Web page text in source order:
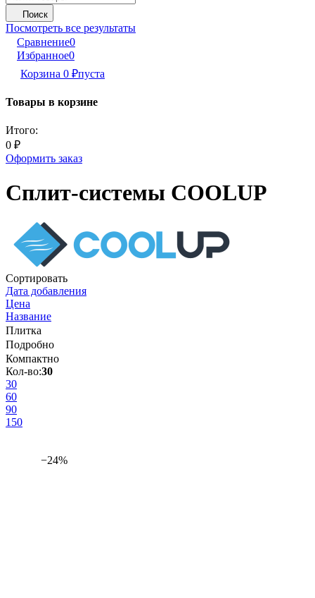
Поиск
Посмотреть все результаты
Сравнение0
Избранное0
Корзина 0 ₽пуста
Товары в корзине
Итого:
0 ₽
Оформить заказ
Сплит-системы COOLUP
Сортировать
Дата добавления
Цена
Название
Плитка
Подробно
Компактно
Кол-во:30
30
60
90
150
−24%